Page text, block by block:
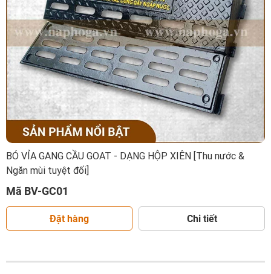
BÓ VỈA GANG CẦU GOAT - DẠNG HỘP XIÊN [Thu nước &
Ngăn mùi tuyệt đối]
Mã BV-GC01
Đặt hàng Chi tiết